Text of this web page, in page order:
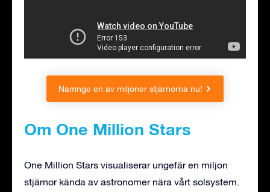
Namnge en av miljoner stjärnorna nu!
Om One Million Stars
One Million Stars visualiserar ungefär en miljon
stjärnor kända av astronomer nära vårt solsystem.